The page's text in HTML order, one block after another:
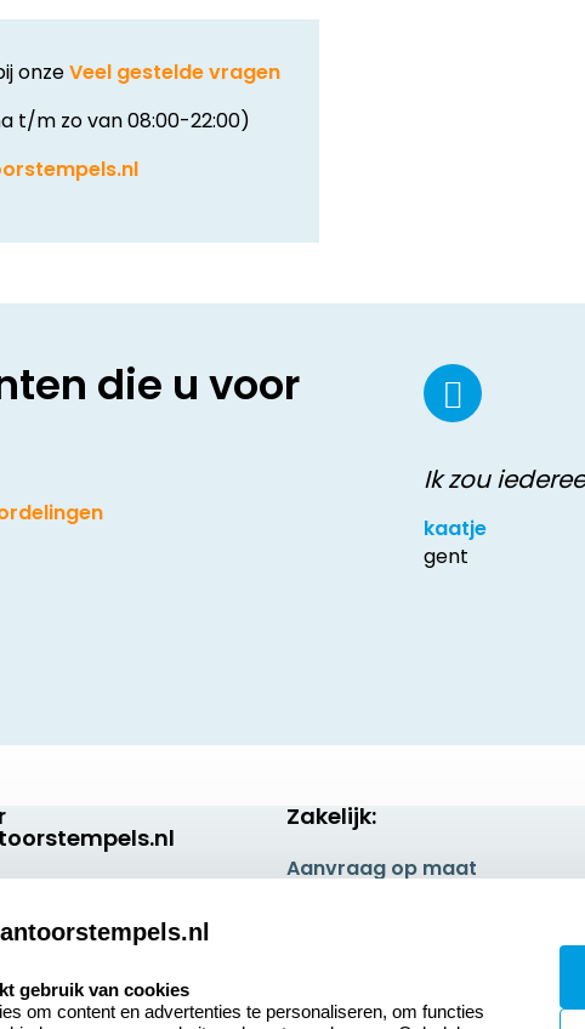
onzeVeel gestelde vragen
t/m zo van 08:00-22:00)
die u voor
Ik zou
kaatje
gent
informatie
Zakelijk:
Aanvraag op maat
gebruik van cookies
om content en advertenties te personaliseren, om functies